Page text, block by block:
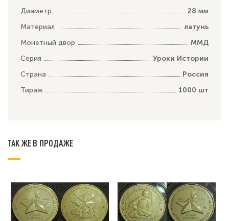
Диаметр
28 мм
Материал
латунь
Монетный двор
ММД
Серия
Уроки Истории
Страна
Россия
Тираж
1000 шт
ТАК ЖЕ В ПРОДАЖЕ